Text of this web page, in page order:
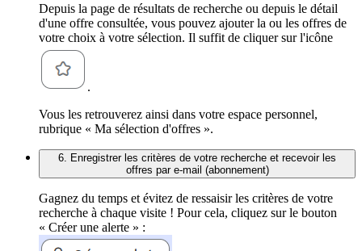
Depuis la page de résultats de recherche ou depuis le détail
d'une offre consultée, vous pouvez ajouter la ou les offres de
votre choix à votre sélection. Il suffit de cliquer sur l'icône
.
Vous les retrouverez ainsi dans votre espace personnel,
rubrique « Ma sélection d'offres ».
6. Enregistrer les critères de votre recherche et recevoir les
offres par e-mail (abonnement)
Gagnez du temps et évitez de ressaisir les critères de votre
recherche à chaque visite ! Pour cela, cliquez sur le bouton
« Créer une alerte » :